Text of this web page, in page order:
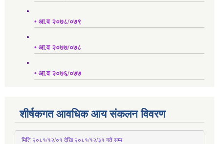
• आ.व २०७८/०७९
• आ.व २०७७/०७८
• आ.व २०७६/०७७
शीर्षकगत आवधिक आय संकलन विवरण
मिति २०८१/१२/०१ देखि २०८१/१२/३१ गते सम्म